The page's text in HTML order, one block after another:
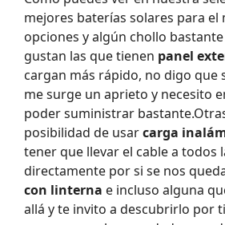
mejores baterías solares para el
opciones y algún chollo
gustan las que tienen panel
cargan más rápido, no digo que
me surge un aprieto y necesito
poder suministrar
posibilidad de usarcarga
tener que llevar el cable a todos
directamente por si se nos
con linterna e incluso alguna
allá y te invito a descubrirlo por